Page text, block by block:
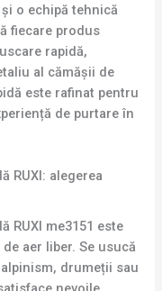
o echipă tehnică
fiecare produs
rapidă,
al cămășii de
este rafinat pentru
de purtare în
RUXI: alegerea
RUXI me3151 este
aer liber. Se usucă
drumeții sau